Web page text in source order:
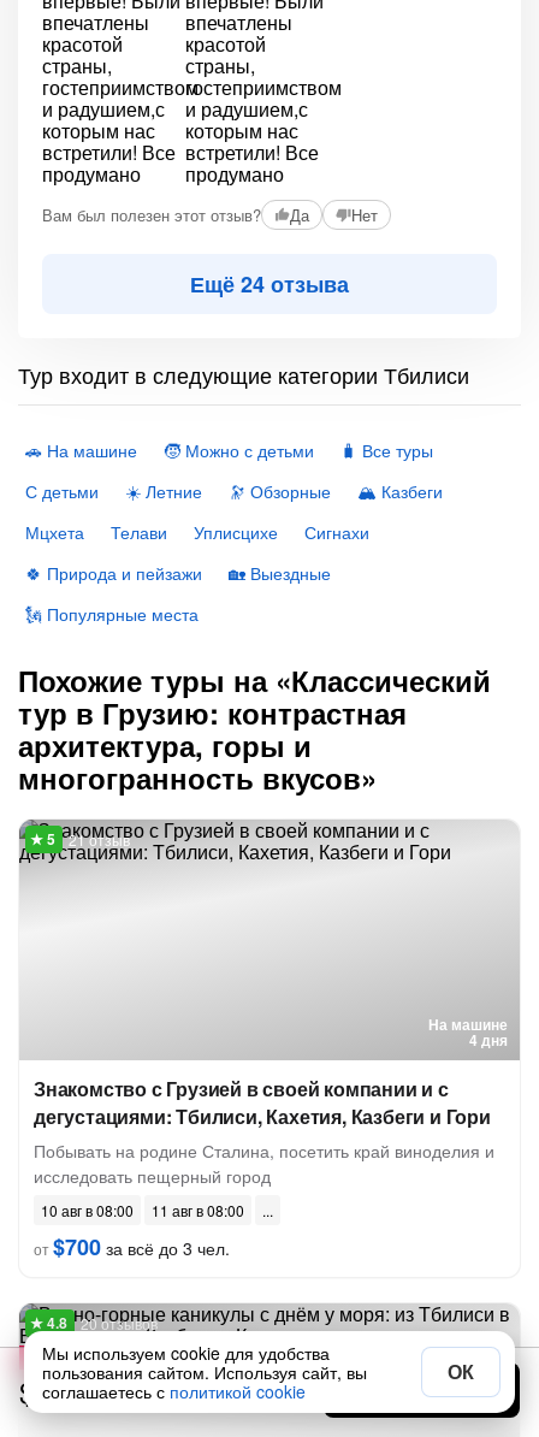
Вам был полезен этот отзыв? Да Нет
Ещё 24 отзыва
Тур входит в следующие категории Тбилиси
🚗 На машине 🧒 Можно с детьми
🧳 Все туры
С детьми
☀️ Летние 🔭 Обзорные
🏔️ Казбеги
Мцхета
Телави Уплисцихе
Сигнахи
🍀 Природа и пейзажи
🏡 Выездные
🗽 Популярные места
Похожие туры на «Классический
тур в Грузию: контрастная
архитектура, горы и
многогранность вкусов»
На машине
4 дня
21 отзыв
Знакомство с Грузией в своей компании и с
дегустациями: Тбилиси, Кахетия, Казбеги и Гори
Побывать на родине Сталина, посетить край виноделия и
исследовать пещерный город
10 авг в 08:00
11 авг в 08:00
от$700 за всё до 3 чел.
10%
20 отзывов
$688за человека Выбрать дату
Мы используем cookie для удобства
пользования сайтом. Используя сайт, вы
соглашаетесь с политикой cookie
ОК